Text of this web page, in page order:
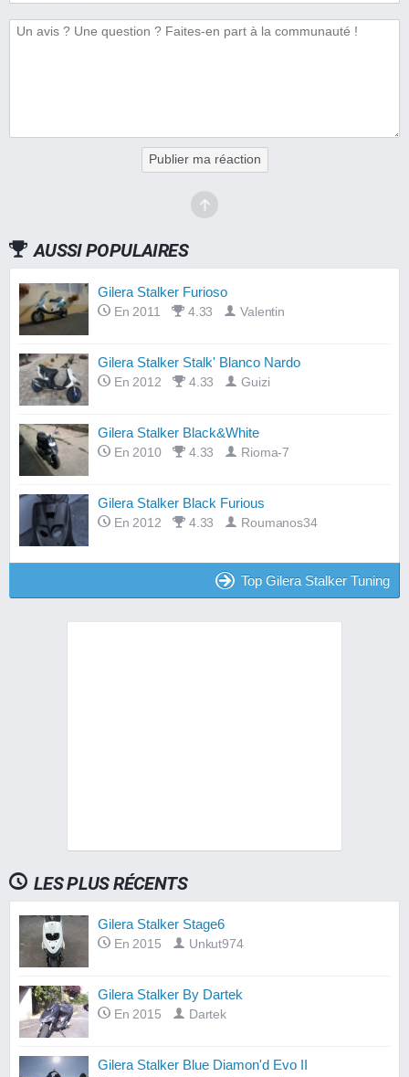
Publier ma réaction
AUSSI POPULAIRES
Gilera Stalker Furioso
En 2011 4.33 Valentin
Gilera Stalker Stalk' Blanco Nardo
En 2012 4.33 Guizi
Gilera Stalker Black&White
En 2010 4.33 Rioma-7
Gilera Stalker Black Furious
En 2012 4.33 Roumanos34
Top Gilera Stalker Tuning
LES PLUS RÉCENTS
Gilera Stalker Stage6
En 2015 Unkut974
Gilera Stalker By Dartek
En 2015 Dartek
Gilera Stalker Blue Diamon'd Evo II